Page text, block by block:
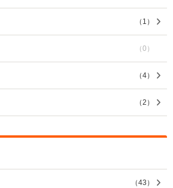
（ 1 ）
（0 ）
（4）
（2 ）
（43 ）